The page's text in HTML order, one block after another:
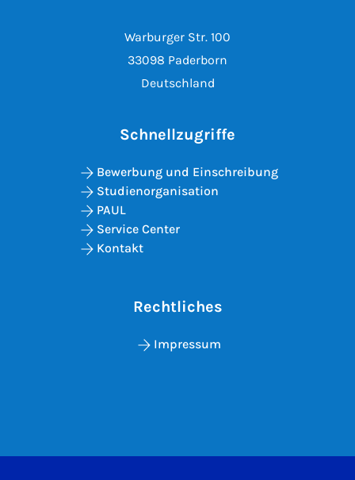
Warburger Str. 100
33098 Paderborn
Deutschland
Schnellzugriffe
Bewerbung und Einschreibung
Studienorganisation
PAUL
Service Center
Kontakt
Rechtliches
Impressum